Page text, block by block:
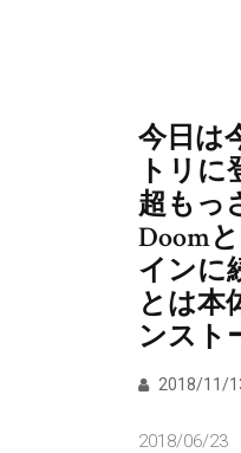
今日は
トリ
超もっ
Doom
インに
とは本
ンスト
2018/11/
2018/06/23